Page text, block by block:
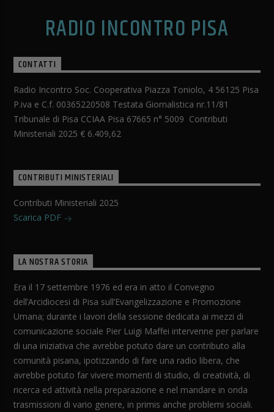
RADIO INCONTRO PISA
CONTATTI
Radio Incontro Soc. Cooperativa Piazza Toniolo, 4 56125 Pisa
P.iva e C.f. 00365220508 Testata Giornalistica nr.11/81
Tribunale di Pisa CCIAA Pisa 67665 n° 5009 Contributi
Ministeriali 2025 € 6.409,62
CONTRIBUTI MINISTERIALI
Contributi Ministeriali 2025
Scarica PDF
LA NOSTRA STORIA
Era il 17 settembre 1976 ed era in atto il Convegno
dell’Arcidiocesi di Pisa sull’Evangelizzazione e Promozione
Umana; durante i lavori della sessione dedicata ai mezzi di
comunicazione sociale Pier Luigi Maffei intervenne per parlare
di una iniziativa che avrebbe potuto dare un contributo alla
comunità pisana, ipotizzando di fare una radio libera, che
avrebbe potuto far vivere momenti di studio, di creatività, di
ricerca ed attività nella preparazione e nel mandare in onda
trasmissioni di vario genere, in primis anche problemi sociali.